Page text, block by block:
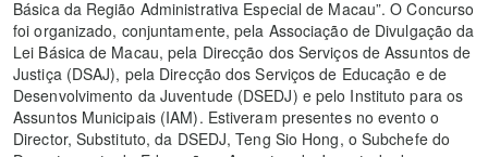
Básica da Região Administrativa Especial de Macau”. O Concurso
foi organizado, conjuntamente, pela Associação de Divulgação da
Lei Básica de Macau, pela Direcção dos Serviços de Assuntos de
Justiça (DSAJ), pela Direcção dos Serviços de Educação e de
Desenvolvimento da Juventude (DSEDJ) e pelo Instituto para os
Assuntos Municipais (IAM). Estiveram presentes no evento o
Director, Substituto, da DSEDJ, Teng Sio Hong, o Subchefe do